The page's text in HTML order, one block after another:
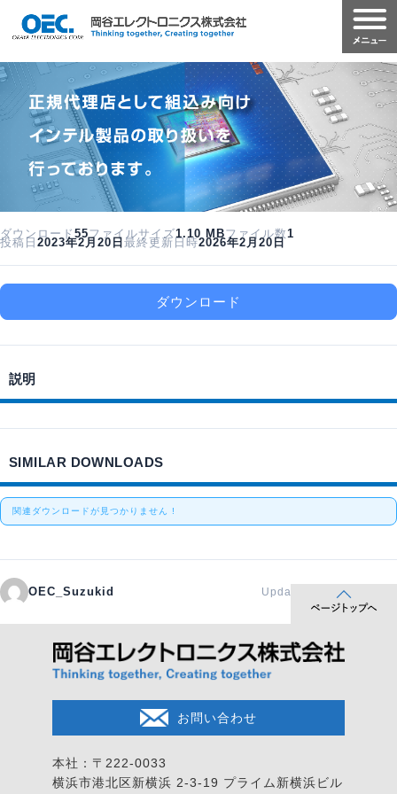
ダウンロード 55ファイルサイズ1.10 MBファイル数1
投稿日 2023年2月20日 最終更新日時2026年2月20日
ダウンロード
説明
SIMILAR DOWNLOADS
関連ダウンロードが見つかりません !
OEC_Suzukid Updated 2026年2月20日
お問い合わせ
本社：〒222-0033
横浜市港北区新横浜 2-3-19 プライム新横浜ビル